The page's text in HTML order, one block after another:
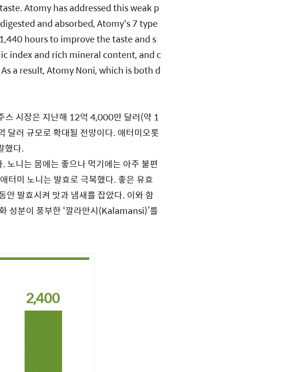
Atomy has addressed this weak p
and absorbed, Atomy's 7 type
hours to improve the taste and s
index and rich mineral content, and c
a result, Atomy Noni, which is both d
스 시장은 지난해 12억 4,000만 달러(약 1
러 규모로 확대될 전망이다. 애터미오롯
했다.
노니는 몸에는 좋으나 먹기에는 아주 불편
터미 노니는 발효로 극복했다. 좋은 유효
안 발효시켜 맛과 냄새를 잡았다. 이와 함
성분이 풍부한 ‘깔라만시(Kalamansi)’를